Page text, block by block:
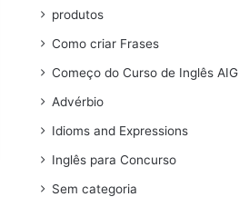
produtos
Como criar Frases
Começo do Curso de Inglês AIG
Advérbio
Idioms and Expressions
Inglês para Concurso
Sem categoria